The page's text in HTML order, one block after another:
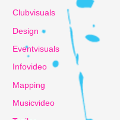
Clubvisuals
Design
Eventvisuals
Infovideo
Mapping
Musicvideo